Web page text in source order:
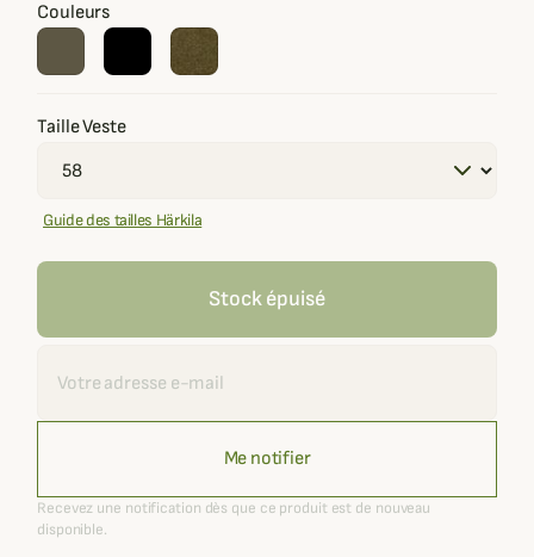
Couleurs
Taille Veste
Guide des tailles Härkila
Stock épuisé
Me notifier
Recevez une notification dès que ce produit est de nouveau
disponible.